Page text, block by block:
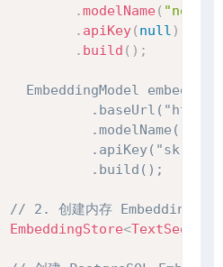
.modelName (
. apiKey( null )
. build ( ) ;
.baseUrl("https://
.modelName("text-
.apiKey("sk-
.build();
// 2. 创建内存 Embedding 存
EmbeddingStore<TextSegment